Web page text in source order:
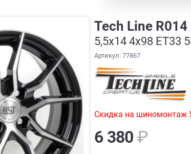
Tech Line R014
5,5x14 4x98 ET33
Артикул: 77867
Скидка на шиномонтаж
6 380₽